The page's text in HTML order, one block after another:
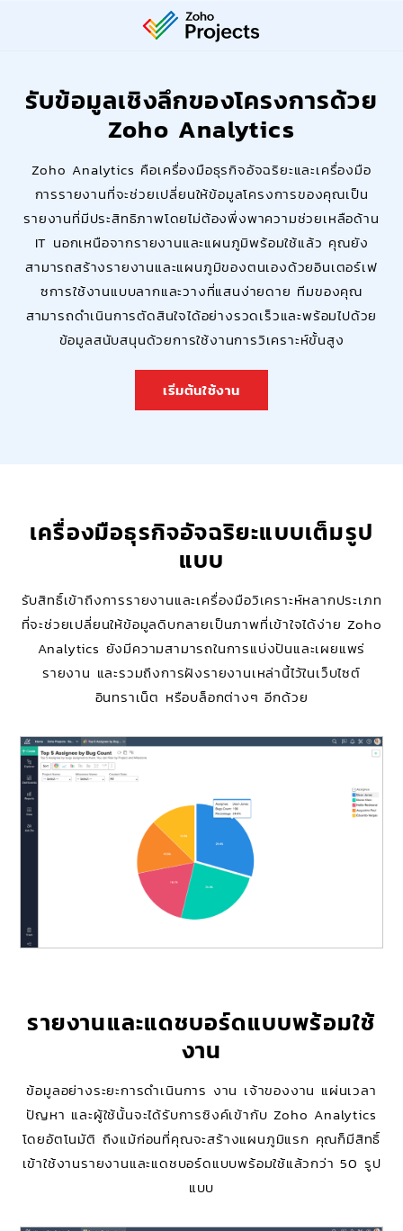
รับข้อมูลเชิงลึกของโครงการด้วย
Zoho Analytics
Zoho Analytics คือเครื่องมือธุรกิจอัจฉริยะและเครื่องมือ
การรายงานที่จะช่วยเปลี่ยนให้ข้อมูลโครงการของคุณเป็น
รายงานที่มีประสิทธิภาพโดยไม่ต้องพึ่งพาความช่วยเหลือด้าน
IT นอกเหนือจากรายงานและแผนภูมิพร้อมใช้แล้ว คุณยัง
สามารถสร้างรายงานและแผนภูมิของตนเองด้วยอินเตอร์เฟ
ซการใช้งานแบบลากและวางที่แสนง่ายดาย ทีมของคุณ
สามารถดำเนินการตัดสินใจได้อย่างรวดเร็วและพร้อมไปด้วย
ข้อมูลสนับสนุนด้วยการใช้งานการวิเคราะห์ขั้นสูง
เริ่มต้นใช้งาน
เครื่องมือธุรกิจอัจฉริยะแบบเต็มรูป
แบบ
รับสิทธิ์เข้าถึงการรายงานและเครื่องมือวิเคราะห์หลากประเภท
ที่จะช่วยเปลี่ยนให้ข้อมูลดิบกลายเป็นภาพที่เข้าใจได้ง่าย Zoho
Analytics ยังมีความสามารถในการแบ่งปันและเผยแพร่
รายงาน และรวมถึงการฝังรายงานเหล่านี้ไว้ในเว็บไซต์
อินทราเน็ต หรือบล็อกต่างๆ อีกด้วย
รายงานและแดชบอร์ดแบบพร้อมใช้
งาน
ข้อมูลอย่างระยะการดำเนินการ งาน เจ้าของงาน แผ่นเวลา
ปัญหา และผู้ใช้นั้นจะได้รับการซิงค์เข้ากับ Zoho Analytics
โดยอัตโนมัติ ถึงแม้ก่อนที่คุณจะสร้างแผนภูมิแรก คุณก็มีสิทธิ์
เข้าใช้งานรายงานและแดชบอร์ดแบบพร้อมใช้แล้วกว่า 50 รูป
แบบ